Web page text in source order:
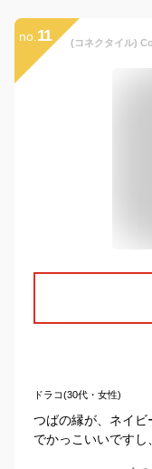
no. 11
ドラコ(30代・女性)
つばの縁が、ネイビ
でかっこいいですし